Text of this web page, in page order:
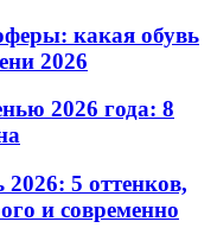
какая обувь
2026
2026 года: 8
2026: 5 оттенков,
и современно